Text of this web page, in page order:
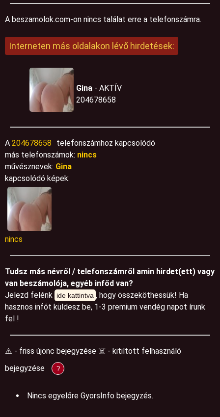
A beszamolok.com-on nincs találat erre a telefonszámra.
Interneten más oldalakon lévő hirdetések:
Gina - AKTÍV
204678658
A 204678658
telefonszámhoz kapcsolódó
más telefonszámok: nincs
művésznevek: Gina
kapcsolódó képek:
nincs
Tudsz más névről / telefonszámről amin hirdet(ett) vagy
van beszámolója, egyéb infőd van?
Jelezd felénk ide kattintva , hogy összeköthessük! Ha
hasznos infót küldesz be, 1-3 premium vendég napot írunk
fel !
⚠️ - friss újonc bejegyzése ☠️ - kitiltott felhasználó
bejegyzése
?
Nincs egyelőre GyorsInfo bejegyzés.